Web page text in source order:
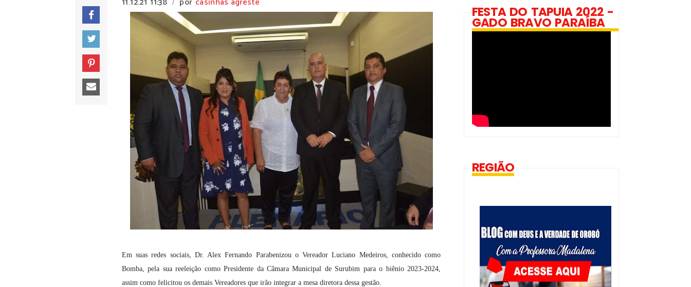
/
Em suas redes sociais, Dr. Alex Fernando Parabenizou o Vereador Luciano Medeiros, conhecido como
Bomba, pela sua reeleição como Presidente da Câmara Municipal de Surubim para o biênio 2023-2024,
assim como felicitou os demais Vereadores que irão integrar a mesa diretora dessa gestão.
FESTA DO TAPUIA 2022 -
GADO BRAVO PARAÍBA
REGIÃO